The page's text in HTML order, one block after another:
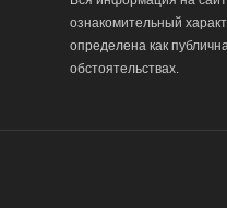
ознакомительный
определена как
обстоятельствах.